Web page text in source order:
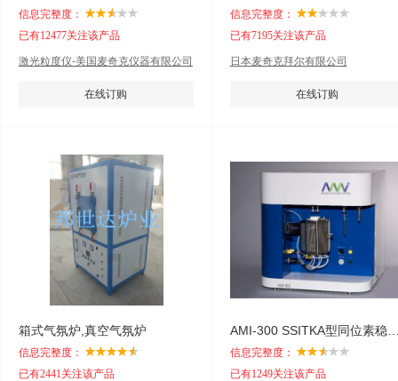
信息完整度：
已有12477关注该产品
激光粒度仪-美国麦奇克仪器有限公司
在线订购
信息完整度：
已有7195关注该产品
日本麦奇克拜尔有限公司
在线订购
箱式气氛炉,真空气氛炉
信息完整度：
已有2441关注该产品
信息完整度：
已有1249关注该产品